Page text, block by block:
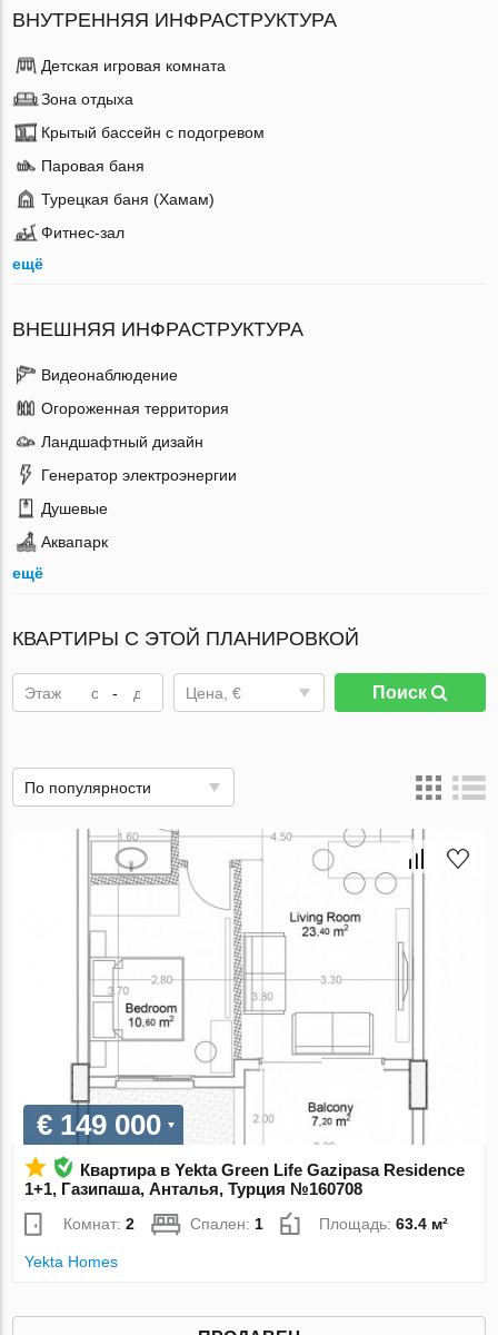
ВНУТРЕННЯЯ ИНФРАСТРУКТУРА
Детская игровая комната
Зона отдыха
Крытый бассейн с подогревом
Паровая баня
Турецкая баня (Хамам)
Фитнес-зал
ещё
ВНЕШНЯЯ ИНФРАСТРУКТУРА
Видеонаблюдение
Огороженная территория
Ландшафтный дизайн
Генератор электроэнергии
Душевые
Аквапарк
ещё
КВАРТИРЫ С ЭТОЙ ПЛАНИРОВКОЙ
Этаж - Цена, € Поиск
По популярности
€ 149 000
Квартира в Yekta Green Life Gazipasa Residence
1+1, Газипаша, Анталья, Турция №160708
Комнат:2 Спален: 1 Площадь:63.4 м²
Yekta Homes